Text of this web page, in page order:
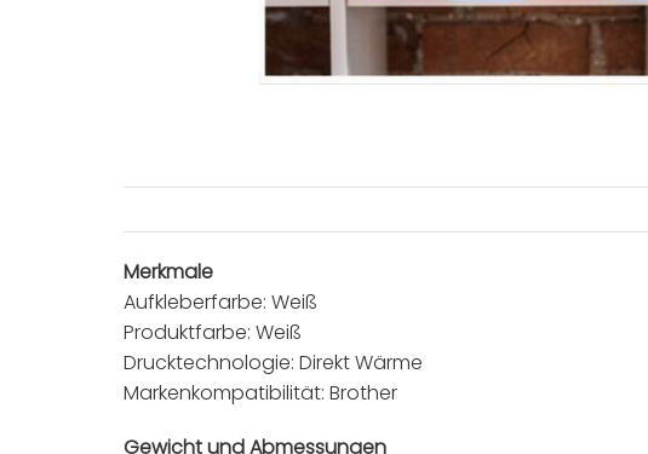
Merkmale
Aufkleberfarbe: Weiß
Produktfarbe: Weiß
Drucktechnologie: Direkt Wärme
Markenkompatibilität: Brother
Gewicht und Abmessungen